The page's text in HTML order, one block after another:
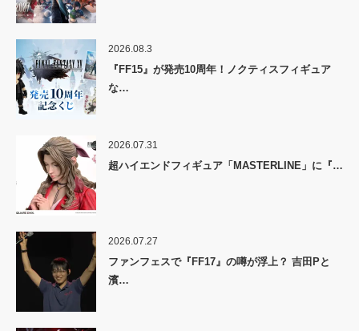
2026.08.3
『FF15』が発売10周年！ノクティスフィギュア
な…
2026.07.31
超ハイエンドフィギュア「MASTERLINE」に『…
2026.07.27
ファンフェスで『FF17』の噂が浮上？ 吉田Pと
濱…